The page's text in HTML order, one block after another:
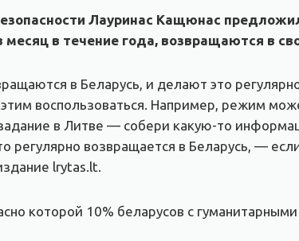
Лауринас Кащюнас
месяц в течение года, возвращаются в
в Беларусь, и делают это
воспользоваться. Например, режим
в Литве — собери какую-то
регулярно возвращается в Беларусь, —
lrytas.lt.
которой 10% беларусов с